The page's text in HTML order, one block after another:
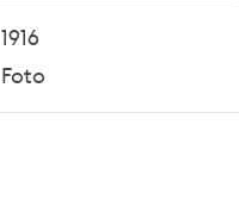
1916
Foto